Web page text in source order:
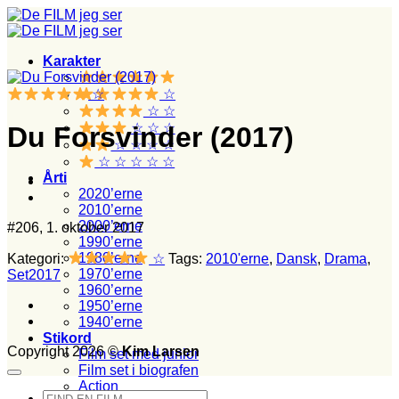
Fortsæt
til
Karakter
☆
☆ ☆
☆ ☆ ☆
☆ ☆ ☆ ☆
☆ ☆ ☆ ☆ ☆
Årti
2020’erne
2010’erne
2000’erne
1990’erne
1980’erne
1970’erne
1960’erne
1950’erne
1940’erne
Stikord
Film set med junior
Film set i biografen
Action
☆
Du Forsvinder (2017)
#206, 1. oktober 2017
Kategori: ☆ Tags: 2010'erne, Dansk, Drama,
Set2017
Copyright 2026 ©Kim Larsen